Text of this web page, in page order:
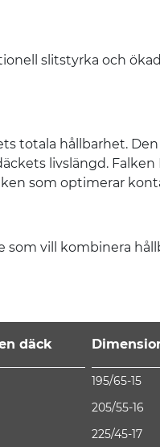
slitstyrka och
totala hållbarhet.
livslängd. Falken
som optimerar
som vill kombinera
däck
195/65-15
205/55-16
225/45-17